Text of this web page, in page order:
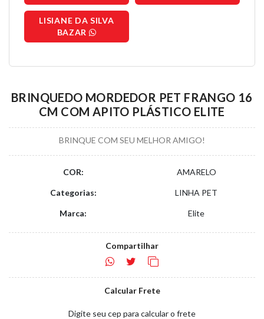
LISIANE DA SILVA
BAZAR
BRINQUEDO MORDEDOR PET FRANGO 16
CM COM APITO PLÁSTICO ELITE
BRINQUE COM SEU MELHOR AMIGO!
COR: AMARELO
Categorias: LINHA PET
Marca: Elite
Compartilhar
Calcular Frete
Digite seu cep para calcular o frete